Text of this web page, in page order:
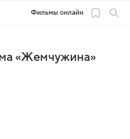
Фильмы онлайн
«Жемчужина»